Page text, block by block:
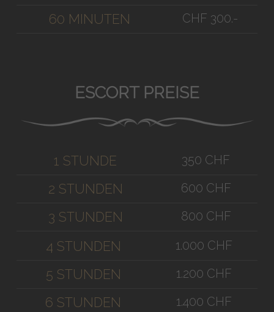
60 MINUTEN CHF 300.-
ESCORT PREISE
1 STUNDE 350 CHF
2 STUNDEN 600 CHF
3 STUNDEN 800 CHF
4 STUNDEN 1.000 CHF
5 STUNDEN 1.200 CHF
6 STUNDEN 1.400 CHF